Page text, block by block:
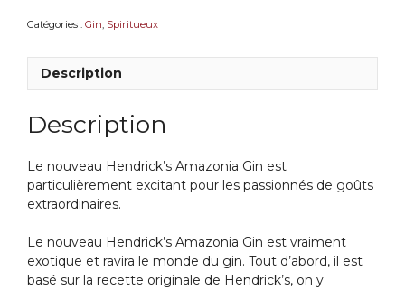
Catégories : Gin Spiritueux
Description
Description
Le nouveau Hendrick’s Amazonia Gin est
particulièrement excitant pour les passionnés de goûts
extraordinaires.
Le nouveau Hendrick’s Amazonia Gin est vraiment
exotique et ravira le monde du gin. Tout d’abord, il est
basé sur la recette originale de Hendrick’s, on y